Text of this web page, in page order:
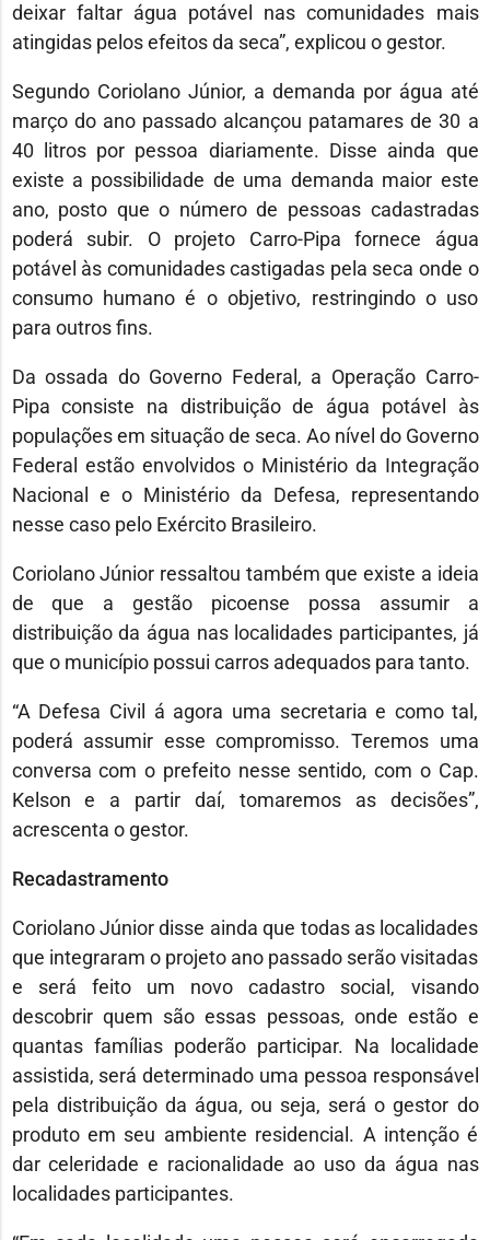
deixar faltar água potável nas comunidades mais
atingidas pelos efeitos da seca”, explicou o gestor.
Segundo Coriolano Júnior, a demanda por água até
março do ano passado alcançou patamares de 30 a
40 litros por pessoa diariamente. Disse ainda que
existe a possibilidade de uma demanda maior este
ano, posto que o número de pessoas cadastradas
poderá subir. O projeto Carro-Pipa fornece água
potável às comunidades castigadas pela seca onde o
consumo humano é o objetivo, restringindo o uso
para outros fins.
Da ossada do Governo Federal, a Operação Carro-
Pipa consiste na distribuição de água potável às
populações em situação de seca. Ao nível do Governo
Federal estão envolvidos o Ministério da Integração
Nacional e o Ministério da Defesa, representando
nesse caso pelo Exército Brasileiro.
Coriolano Júnior ressaltou também que existe a ideia
de que a gestão picoense possa assumir a
distribuição da água nas localidades participantes, já
que o município possui carros adequados para tanto.
“A Defesa Civil á agora uma secretaria e como tal,
poderá assumir esse compromisso. Teremos uma
conversa com o prefeito nesse sentido, com o Cap.
Kelson e a partir daí, tomaremos as decisões”,
acrescenta o gestor.
Recadastramento
Coriolano Júnior disse ainda que todas as localidades
que integraram o projeto ano passado serão visitadas
e será feito um novo cadastro social, visando
descobrir quem são essas pessoas, onde estão e
quantas famílias poderão participar. Na localidade
assistida, será determinado uma pessoa responsável
pela distribuição da água, ou seja, será o gestor do
produto em seu ambiente residencial. A intenção é
dar celeridade e racionalidade ao uso da água nas
localidades participantes.